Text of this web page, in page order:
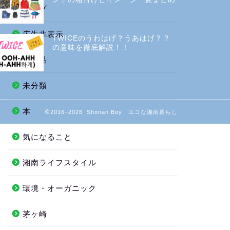
ブログ
広告非表示
愛用品
未分類
本
気になること
湘南ライフスタイル
環境・オーガニック
茅ヶ崎
TWICEのうわはげ？うあはげ？？
の意味を徹底解説！！
2016–2026 Shonan Boy エコな湘南暮らし